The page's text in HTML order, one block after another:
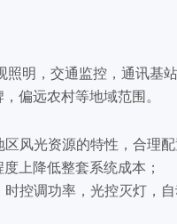
照明，交通监控，通讯基
偏远农村等地域范围。
区风光资源的特性，合理
上降低整套系统成本；
控调功率，光控灭灯，